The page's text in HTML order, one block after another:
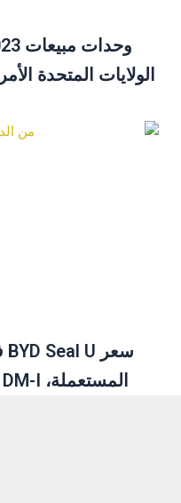
الولايات المتحدة
المستعملة، DM-I الهجينة والدليل الكامل